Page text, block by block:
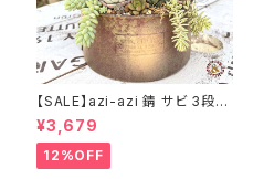
【SALE】azi-azi 錆 サビ 3段シ
ャビー プランター
¥3,679
12%OFF